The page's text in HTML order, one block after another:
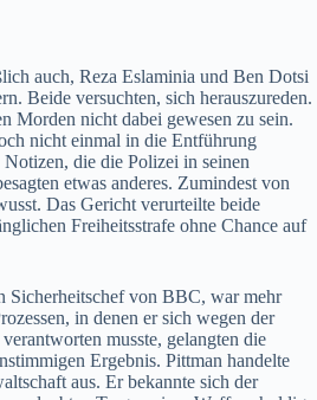
auch, Reza Eslaminia und Ben Dotsi
Beide versuchten, sich herauszureden.
Morden nicht dabei gewesen zu sein.
nicht einmal in die Entführung
die die Polizei in seinen
etwas anderes. Zumindest von
Das Gericht verurteilte beide
Freiheitsstrafe ohne Chance auf
Sicherheitschef von BBC, war mehr
in denen er sich wegen der
musste, gelangten die
Ergebnis. Pittman handelte
aus. Er bekannte sich der